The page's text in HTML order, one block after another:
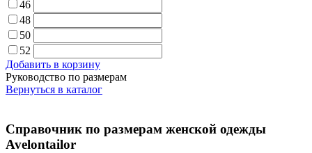
46
48
50
52
Добавить в корзину
Руководство по размерам
Вернуться в каталог
Справочник по размерам женской одежды
Avelontailor